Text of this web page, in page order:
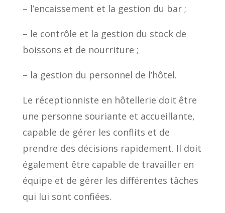
– l’encaissement et la gestion du bar ;
– le contrôle et la gestion du stock de
boissons et de nourriture ;
– la gestion du personnel de l’hôtel.
Le réceptionniste en hôtellerie doit être
une personne souriante et accueillante,
capable de gérer les conflits et de
prendre des décisions rapidement. Il doit
également être capable de travailler en
équipe et de gérer les différentes tâches
qui lui sont confiées.